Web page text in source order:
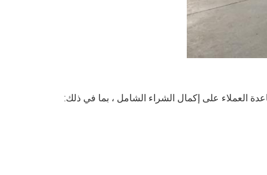
العملاء على إكمال الشراء الشامل ، بما في ذلك: